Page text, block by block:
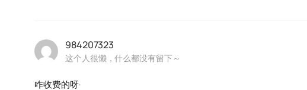
984207323
这个人很懒，什么都没有留下～
咋收费的呀·